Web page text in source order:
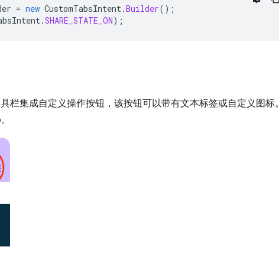
= new CustomTabsIntent.Builder();
.SHARE_STATE_ON);
栏集成自定义操作按钮，该按钮可以带有文本标签或自定义图标。